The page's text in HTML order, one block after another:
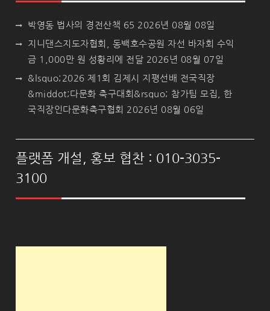
박영동 법사의 경전산책 65 2026년 08월 08일
지니댄스지도자협회, 동백호수공원 자선 바자회 수익
금 1,000만 원 성황리에 전달 2026년 08월 07일
&lsquo;2026 제1회 김제시 지평선배 전국직장
&middot;다문화 축구대회&rsquo; 참가팀 모집, 한
국직장인다문화축구협회 2026년 08월 06일
플랫폼 개설, 홍보 협찬 : 010-3035-
3100